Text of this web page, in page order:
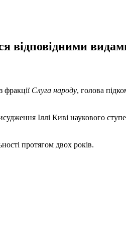
відповідними
фракції Слуга народу, голова
Іллі Киві наукового
протягом двох років.